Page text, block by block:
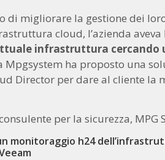
di migliorare la gestione dei
cloud, l’azienda aveva
infrastruttura cercando
Mpgsystem ha proposto una
Director per dare al cliente la
per la sicurezza, MPG
monitoraggio h24